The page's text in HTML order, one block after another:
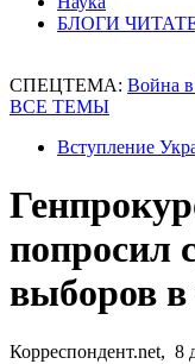
БЛОГИ
СПЕЦТЕМА: Война
ВСЕ ТЕМЫ
Вступление
попросил
выборов
Корреспондент.net, 8